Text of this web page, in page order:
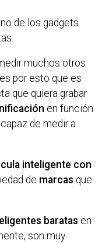
de los gadgets
muchos otros
por esto que es
que quiera grabar
en función
de medir a
inteligente con
de marcas que
baratas en
son muy